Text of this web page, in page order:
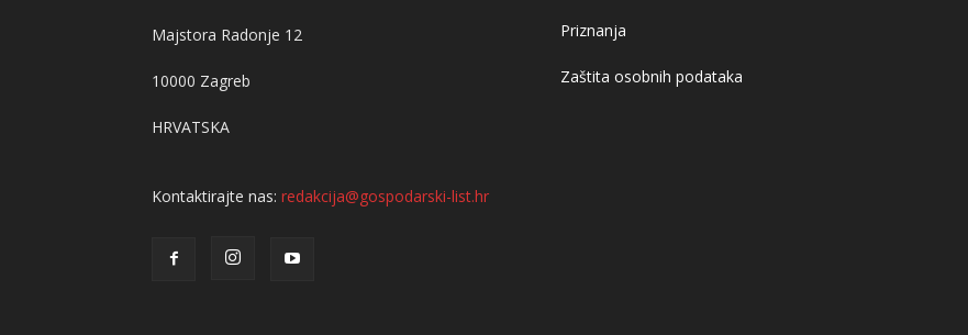
Majstora Radonje 12
10000 Zagreb
HRVATSKA
Kontaktirajte nas: redakcija@gospodarski-list.hr
Priznanja
Zaštita osobnih podataka